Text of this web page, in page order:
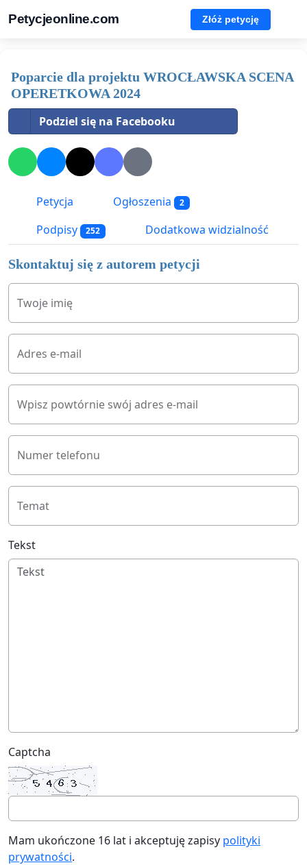
Petycjeonline.com Złóż petycję
Poparcie dla projektu WROCŁAWSKA SCENA
OPERETKOWA 2024
Podziel się na Facebooku
Petycja Ogłoszenia 2
Podpisy 252 Dodatkowa widzialność
Skontaktuj się z autorem petycji
Twoje imię
Adres e-mail
Wpisz powtórnie swój adres e-mail
Numer telefonu
Temat
Tekst
Captcha
Mam ukończone 16 lat i akceptuję zapisy polityki
prywatności.